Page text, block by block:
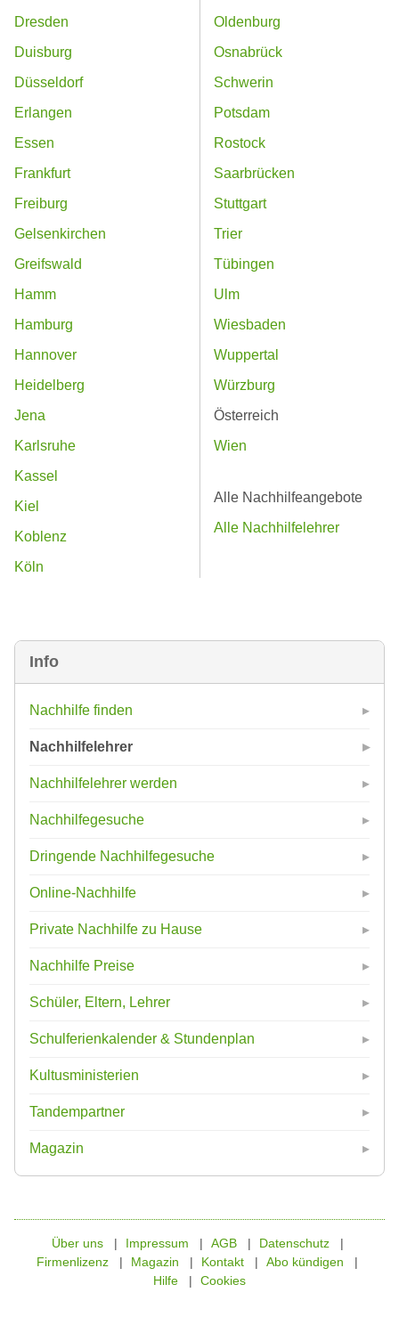
Info
Nachhilfe finden
Nachhilfelehrer
Nachhilfelehrer werden
Nachhilfegesuche
Dringende Nachhilfegesuche
Online-Nachhilfe
Private Nachhilfe zu Hause
Nachhilfe Preise
Schüler, Eltern, Lehrer
Schulferienkalender & Stundenplan
Kultusministerien
Tandempartner
Magazin
Dresden
Duisburg
Düsseldorf
Erlangen
Essen
Frankfurt
Freiburg
Gelsenkirchen
Greifswald
Hamm
Hamburg
Hannover
Heidelberg
Jena
Karlsruhe
Kassel
Kiel
Koblenz
Köln
Oldenburg
Osnabrück
Schwerin
Potsdam
Rostock
Saarbrücken
Stuttgart
Trier
Tübingen
Ulm
Wiesbaden
Wuppertal
Würzburg
Österreich
Wien
Alle Nachhilfeangebote
Alle Nachhilfelehrer
Über uns Impressum AGB
Datenschutz
Firmenlizenz
Magazin Kontakt
Abo kündigen
Hilfe
Cookies